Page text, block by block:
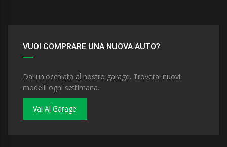
VUOI COMPRARE UNA NUOVA AUTO?
Dai un'occhiata al nostro garage. Troverai nuovi
modelli ogni settimana.
Vai Al Garage